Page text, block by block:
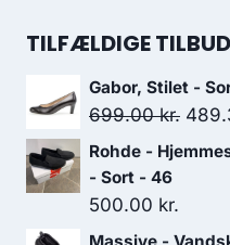
pris
TILFÆLDIGE TILBUD
Gabor, Stilet -
699.00kr. Den
Rohde -
- Sort - 46
500.00 kr.